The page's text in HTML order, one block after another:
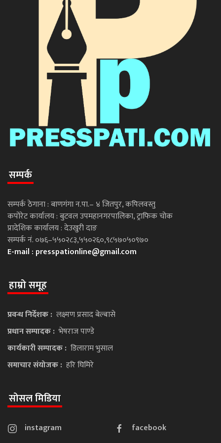
सम्पर्क
सम्पर्क ठेगाना : बाणगंगा न.पा.– ४ जितपुर, कपिलवस्तु
कपोरेट कार्यालय : बुटवल उपमहानगरपालिका, ट्राफिक चोक
प्रादेशिक कार्यालय : देउखुरी दाङ
सम्पर्क नं. ०७६–५५०२८३,५५०२६०,९८५७०५०९७०
E-mail : presspationline@gmail.com
हाम्रो समूह
प्रवन्ध निर्देशक : लक्ष्मण प्रसाद बेल्बासे
प्रधान सम्पादक : भेषराज पाण्डे
कार्यकारी सम्पादक : डिलाराम भुसाल
समाचार संयोजक : हरि घिमिरे
सोसल मिडिया
instagram
facebook